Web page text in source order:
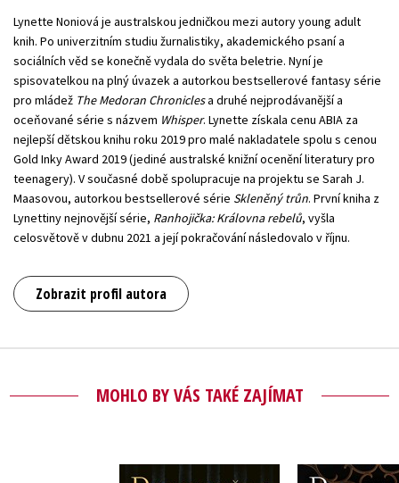
Lynette Noniová je australskou jedničkou mezi autory young adult
knih. Po univerzitním studiu žurnalistiky, akademického psaní a
sociálních věd se konečně vydala do světa beletrie. Nyní je
spisovatelkou na plný úvazek a autorkou bestsellerové fantasy série
pro mládež The Medoran Chroniclesa druhé nejprodávanější a
oceňované série s názvem Whisper. Lynette získala cenu ABIA za
nejlepší dětskou knihu roku 2019 pro malé nakladatele spolu s cenou
Gold Inky Award 2019 (jediné australské knižní ocenění literatury pro
teenagery). V současné době spolupracuje na projektu se Sarah J.
Maasovou, autorkou bestsellerové série Skleněný trůn. První kniha z
Lynettiny nejnovější série, Ranhojička: Královna rebelů, vyšla
celosvětově v dubnu 2021 a její pokračování následovalo v říjnu.
Zobrazit profil autora
MOHLO BY VÁS TAKÉ ZAJÍMAT